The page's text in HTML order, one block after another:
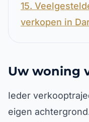
15.
verkopen in
Uw woning
Ieder
eigen